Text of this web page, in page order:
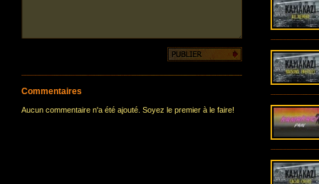
Commentaires
Aucun commentaire n'a été ajouté. Soyez le premier à le faire!